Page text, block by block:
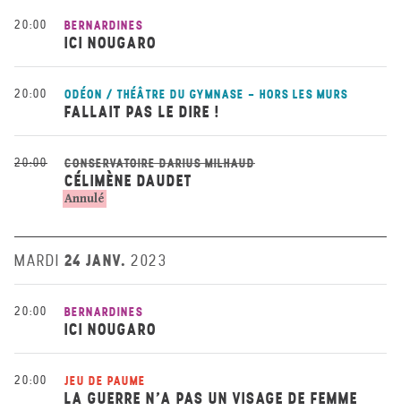
20:00 BERNARDINES
ICI NOUGARO
20:00 ODÉON / THÉÂTRE DU GYMNASE - HORS LES MURS
FALLAIT PAS LE DIRE !
20:00 CONSERVATOIRE DARIUS MILHAUD
CÉLIMÈNE DAUDET
Annulé
MARDI 24 JANV. 2023
20:00 BERNARDINES
ICI NOUGARO
20:00 JEU DE PAUME
LA GUERRE N’A PAS UN VISAGE DE FEMME